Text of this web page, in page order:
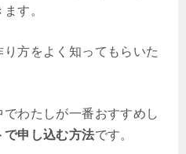
す。
方をよく知ってもらいた
わたしが一番おすすめし
で申し込む方法です。